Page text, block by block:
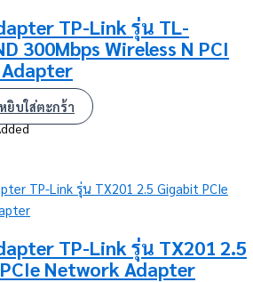
TP-Link รุ่น TL-
300Mbps Wireless N PCI
Adapter
หยิบใส่ตะกร้า
TP-Link รุ่น TX201 2.5
Network Adapter